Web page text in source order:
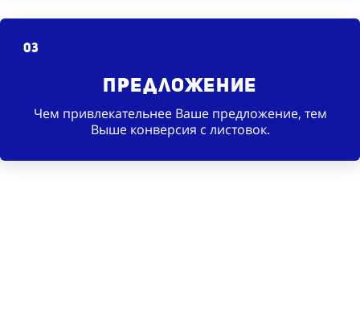
03
Предложение
Чем привлекательнее Ваше предложение, тем
Выше конверсия с листовок.